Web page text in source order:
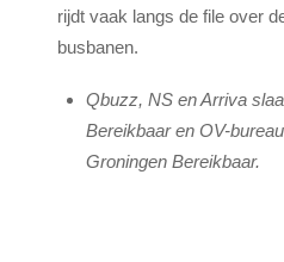
rijdt vaak langs de file over
busbanen.
Qbuzz, NS en Arriva
Bereikbaar en OV-
Groningen Bereikbaar.